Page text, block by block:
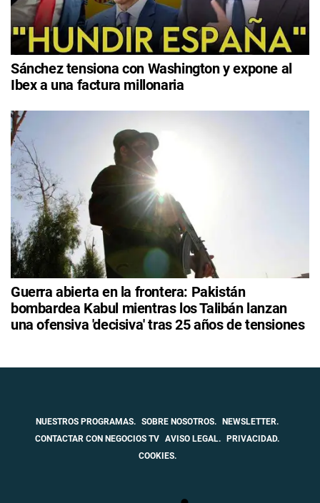
Sánchez tensiona con Washington y expone al
Ibex a una factura millonaria
Guerra abierta en la frontera: Pakistán
bombardea Kabul mientras los Talibán lanzan
una ofensiva 'decisiva' tras 25 años de tensiones
NUESTROS PROGRAMAS. SOBRE NOSOTROS. NEWSLETTER.
CONTACTAR CON NEGOCIOS TV AVISO LEGAL. PRIVACIDAD.
COOKIES.